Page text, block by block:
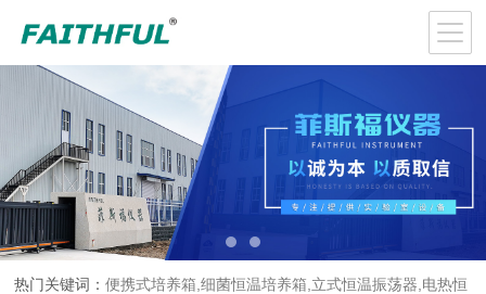
热门关键词：便携式培养箱,细菌恒温培养箱,立式恒温振荡器,电热恒